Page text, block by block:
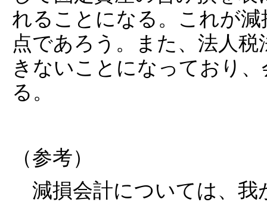
れることになる。これが
点であろう。また、法人
きないことになっており
る。
（参考）
減損会計については、我